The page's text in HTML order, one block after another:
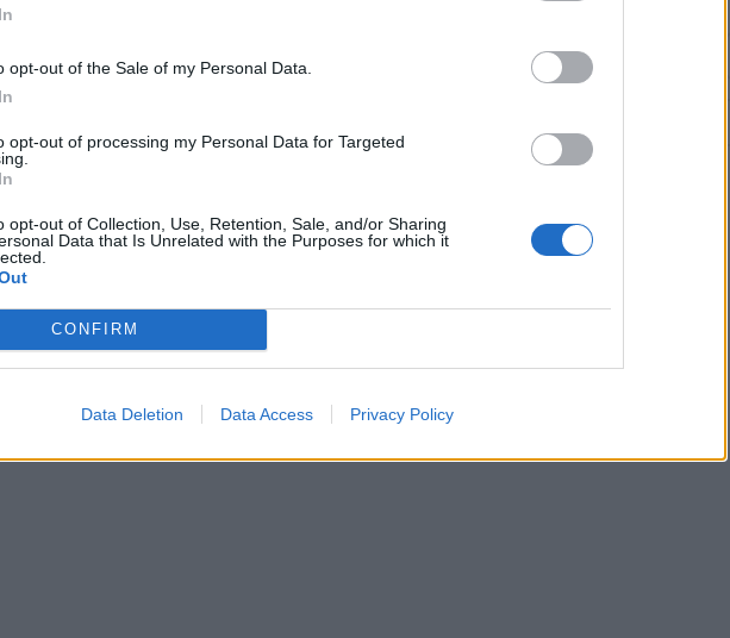
opt-out of the Sale of my Personal Data.
opt-out of processing my Personal Data for Targeted
opt-out of Collection, Use, Retention, Sale, and/or Sharing
Data that Is Unrelated with the Purposes for which it
CONFIRM
Data Deletion Data Access Privacy Policy
Svarīgi zināt! 2016./2017.
mācību gada sākuma un beigu
Bērnu drošība